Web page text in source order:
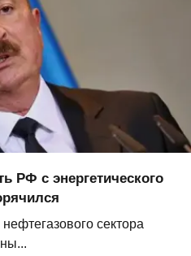
РФ с энергетического
сектора